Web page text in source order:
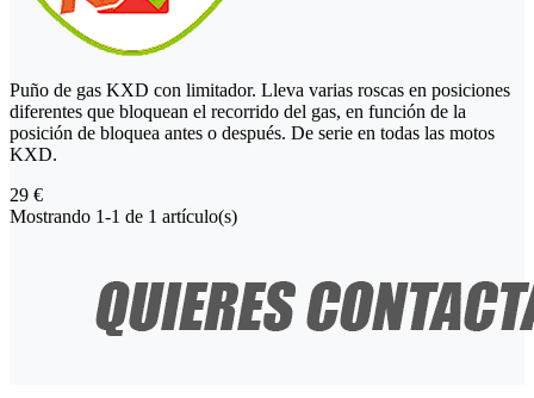
Puño de gas KXD con limitador. Lleva varias roscas en posiciones
diferentes que bloquean el recorrido del gas, en función de la
posición de bloquea antes o después. De serie en todas las motos
KXD.
29 €
Mostrando 1-1 de 1 artículo(s)